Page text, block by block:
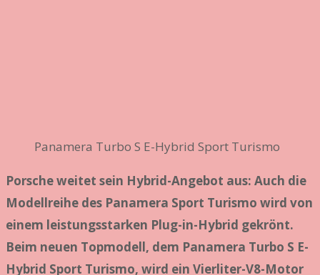
Panamera Turbo S E-Hybrid Sport Turismo
Porsche weitet sein Hybrid-Angebot aus: Auch die
Modellreihe des Panamera Sport Turismo wird von
einem leistungsstarken Plug-in-Hybrid gekrönt.
Beim neuen Topmodell, dem Panamera Turbo S E-
Hybrid Sport Turismo, wird ein Vierliter-V8-Motor